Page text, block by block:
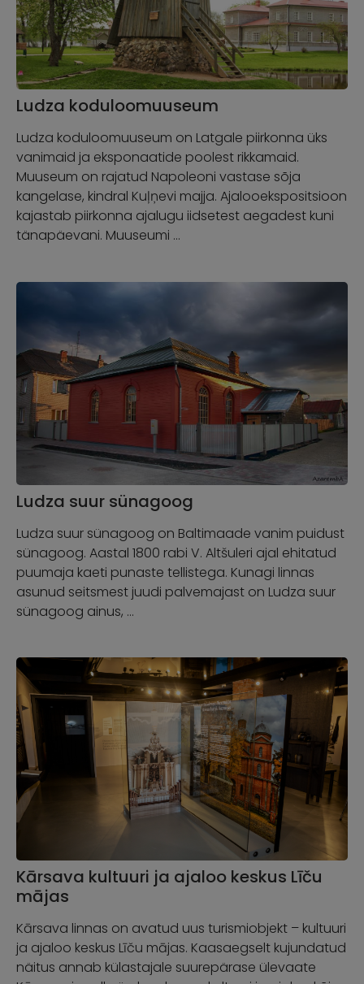
Ludza koduloomuuseum
Ludza koduloomuuseum on Latgale piirkonna üks
vanimaid ja eksponaatide poolest rikkamaid.
Muuseum on rajatud Napoleoni vastase sõja
kangelase, kindral Kuļņevi majja. Ajalooekspositsioon
kajastab piirkonna ajalugu iidsetest aegadest kuni
tänapäevani. Muuseumi …
Ludza suur sünagoog
Ludza suur sünagoog on Baltimaade vanim puidust
sünagoog. Aastal 1800 rabi V. Altšuleri ajal ehitatud
puumaja kaeti punaste tellistega. Kunagi linnas
asunud seitsmest juudi palvemajast on Ludza suur
sünagoog ainus, …
Kārsava kultuuri ja ajaloo keskus Līču
mājas
Kārsava linnas on avatud uus turismiobjekt – kultuuri
ja ajaloo keskus Līču mājas. Kaasaegselt kujundatud
näitus annab külastajale suurepärase ülevaate